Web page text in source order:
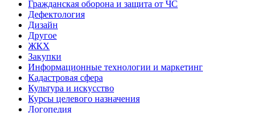
Гражданская оборона и защита от ЧС
Дефектология
Дизайн
Другое
ЖКХ
Закупки
Информационные технологии и маркетинг
Кадастровая сфера
Культура и искусство
Курсы целевого назначения
Логопедия